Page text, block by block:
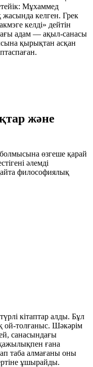
Мұхаммед
келген. Грек
келді» дейтін
адам — ақыл-санасы
қырықтан асқан
және
өзгеше қарай
әлемді
философиялық
кітаптар алды. Бұл
ой-толғаныс. Шәкәрім
санасындағы
ғана
таба алмағаны оны
ұшырайды.